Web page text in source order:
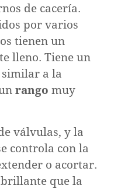
de cacería.
por varios
tienen un
lleno. Tiene un
similar a la
rango muy
válvulas, y la
controla con la
o acortar.
brillante que la